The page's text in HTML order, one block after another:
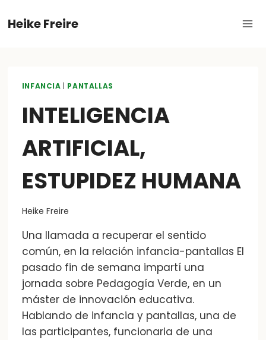
toHeike Freire
INFANCIA PANTALLAS
INTELIGENCIA
ARTIFICIAL,
ESTUPIDEZ HUMANA
Heike Freire
Una llamada a recuperar el sentido
común, en la relación infancia-pantallas El
pasado fin de semana impartí una
jornada sobre Pedagogía Verde, en un
máster de innovación educativa.
Hablando de infancia y pantallas, una de
las participantes, funcionaria de una